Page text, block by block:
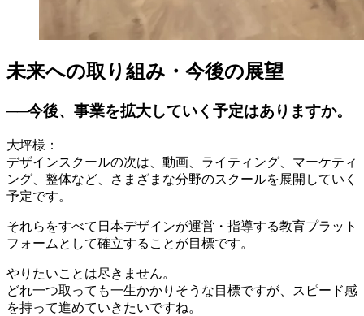
未来への取り組み・今後の展望
──今後、事業を拡大していく予定はありますか。
大坪様：
デザインスクールの次は、動画、ライティング、マーケティ
ング、整体など、さまざまな分野のスクールを展開していく
予定です。
それらをすべて日本デザインが運営・指導する教育プラット
フォームとして確立することが目標です。
やりたいことは尽きません。
どれ一つ取っても一生かかりそうな目標ですが、スピード感
を持って進めていきたいですね。